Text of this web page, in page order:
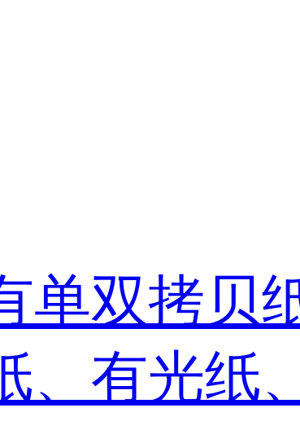
单双拷贝
、有光纸